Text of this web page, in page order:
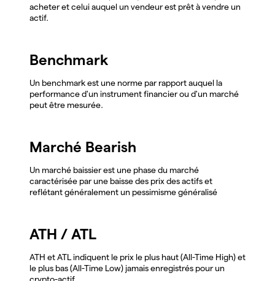
acheter et celui auquel un vendeur est prêt à vendre un
actif.
Benchmark
Un benchmark est une norme par rapport auquel la
performance d'un instrument financier ou d'un marché
peut être mesurée.
Marché Bearish
Un marché baissier est une phase du marché
caractérisée par une baisse des prix des actifs et
reflétant généralement un pessimisme généralisé
ATH / ATL
ATH et ATL indiquent le prix le plus haut (All-Time High) et
le plus bas (All-Time Low) jamais enregistrés pour un